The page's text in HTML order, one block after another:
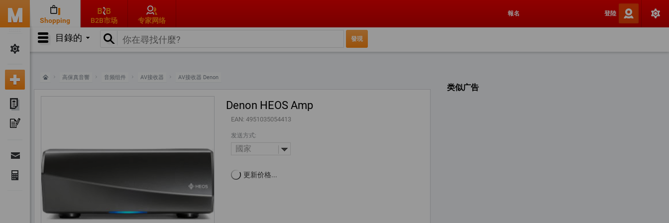
Shopping B2B市场 专家网络
報名 登陸
目錄的
高保真音響 音频组件 AV接收器 AV接收器 Denon
Denon HEOS Amp
EAN: 4951035054413
发送方式:
國家
更新价格...
类似广告